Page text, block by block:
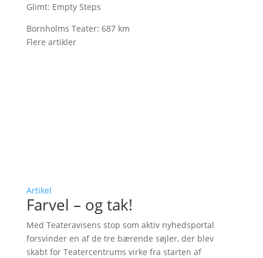
Glimt: Empty Steps
Bornholms Teater: 687 km
Flere artikler
Artikel
Farvel – og tak!
Med Teateravisens stop som aktiv nyhedsportal
forsvinder en af de tre bærende søjler, der blev
skabt for Teatercentrums virke fra starten af